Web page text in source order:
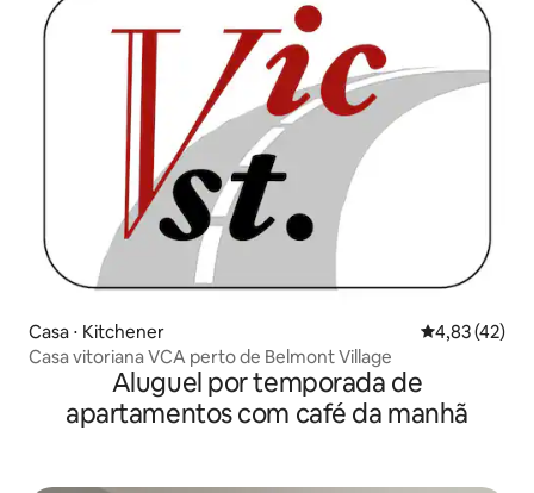
Casa ⋅ Kitchener 4,83 de uma
4,83 (42)
Casa vitoriana VCA perto de Belmont Village
Aluguel por temporada de
apartamentos com café da manhã